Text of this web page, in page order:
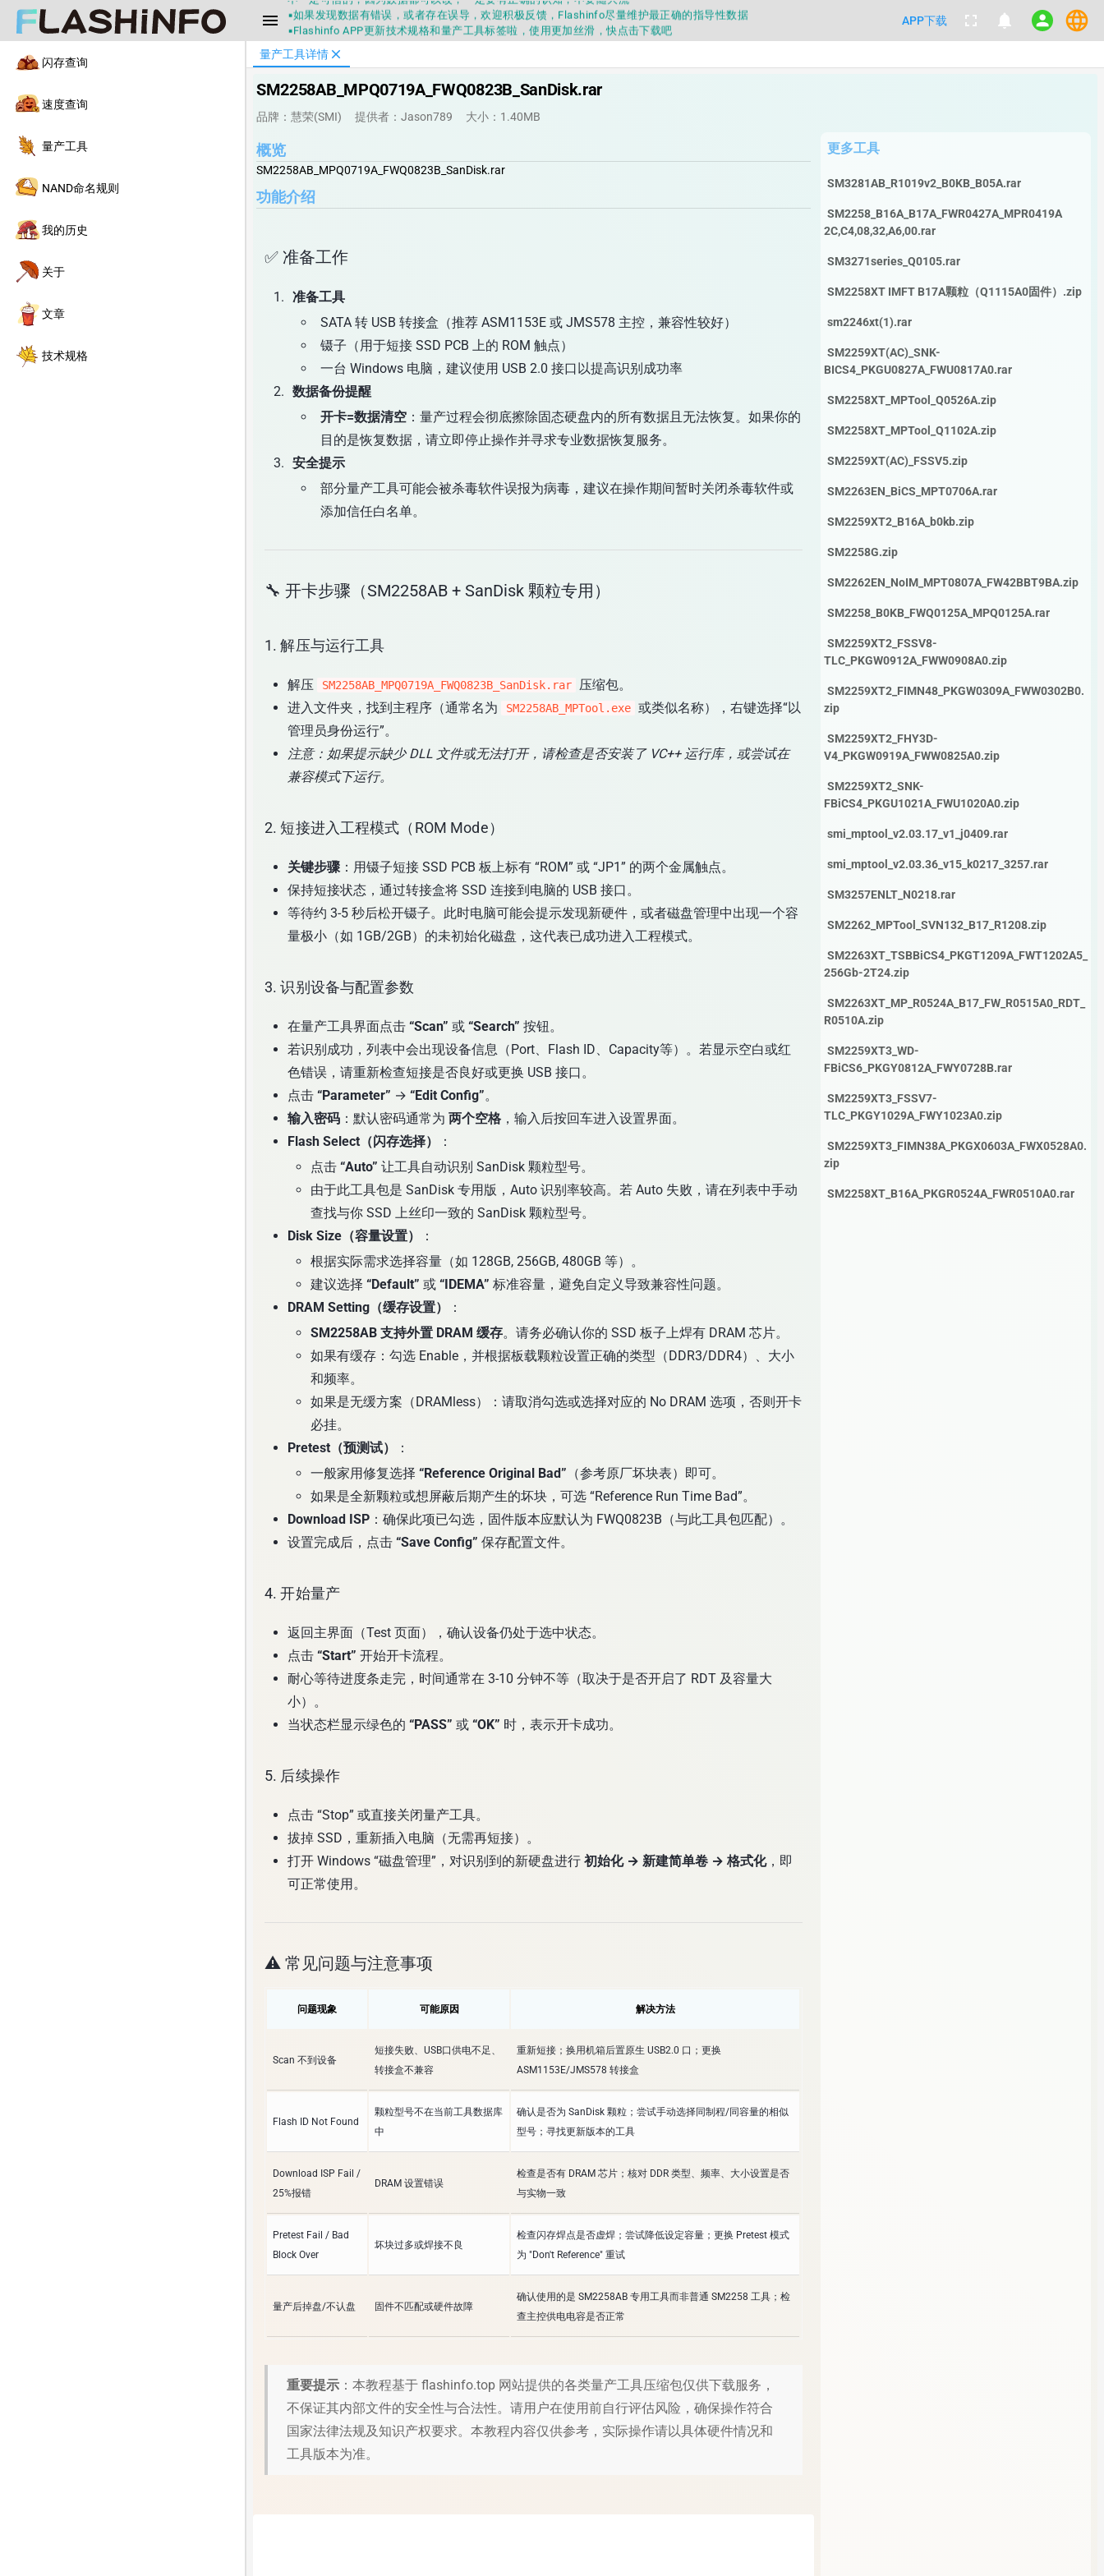
menu
▪如果发现数据有错误，或者存在误导，欢迎积极反馈，Flashinfo尽量维护最正确的指导性数据
▪Flashinfo APP更新技术规格和量产工具标签啦，使用更加丝滑，快点击下载吧
▪兄弟们没事不要乱下载量产工具，过分了下载服务会暂停一段时间才能恢复
▪Flashinfo提供的所有数据仅供参考，DIY本来就有不确定性，任何第三方工具提供的数据都不要100%相信，包括量产工具都
不一定可信的，因为数据都可以改，一定要有正确的认知，不要随大流
▪如果发现数据有错误，或者存在误导，欢迎积极反馈，Flashinfo尽量维护最正确的指导性数据
▪Flashinfo APP更新技术规格和量产工具标签啦，使用更加丝滑，快点击下载吧
APP下载 fullscreen notifications person language
闪存查询
速度查询
量产工具
NAND命名规则
我的历史
关于
文章
技术规格
SM2258AB_MPQ0719A_FWQ0823B_SanDisk.rar
品牌：慧荣(SMI) 提供者：Jason789 大小：1.40MB
概览
SM2258AB_MPQ0719A_FWQ0823B_SanDisk.rar
功能介绍
✅ 准备工作
准备工具
SATA 转 USB 转接盒（推荐 ASM1153E 或 JMS578 主控，兼容性较好）
镊子（用于短接 SSD PCB 上的 ROM 触点）
一台 Windows 电脑，建议使用 USB 2.0 接口以提高识别成功率
数据备份提醒
开卡=数据清空 ：量产过程会彻底擦除固态硬盘内的所有数据且无法恢复。如果你的
目的是恢复数据，请立即停止操作并寻求专业数据恢复服务。
安全提示
部分量产工具可能会被杀毒软件误报为病毒，建议在操作期间暂时关闭杀毒软件或
添加信任白名单。
🔧 开卡步骤（SM2258AB + SanDisk 颗粒专用）
1. 解压与运行工具
解压 SM2258AB_MPQ0719A_FWQ0823B_SanDisk.rar
压缩包。
进入文件夹，找到主程序（通常名为
SM2258AB_MPTool.exe 或类似名称），右键选择“以
管理员身份运行”。
注意：如果提示缺少 DLL 文件或无法打开，请检查是否安装了 VC++ 运行库，或尝试在
兼容模式下运行。
2. 短接进入工程模式（ROM Mode）
关键步骤：用镊子短接 SSD PCB 板上标有 “ROM” 或 “JP1” 的两个金属触点。
保持短接状态，通过转接盒将 SSD 连接到电脑的 USB 接口。
等待约 3-5 秒后松开镊子。此时电脑可能会提示发现新硬件，或者磁盘管理中出现一个容
量极小（如 1GB/2GB）的未初始化磁盘，这代表已成功进入工程模式。
3. 识别设备与配置参数
在量产工具界面点击 “Scan” 或 “Search” 按钮。
若识别成功，列表中会出现设备信息（Port、Flash ID、Capacity等）。若显示空白或红
色错误，请重新检查短接是否良好或更换 USB 接口。
点击 “Parameter” → “Edit Config”。
输入密码 ：默认密码通常为 两个空格 ，输入后按回车进入设置界面。
Flash Select（闪存选择）
：
点击 “Auto” 让工具自动识别 SanDisk 颗粒型号。
由于此工具包是 SanDisk 专用版，Auto 识别率较高。若 Auto 失败，请在列表中手动
查找与你 SSD 上丝印一致的 SanDisk 颗粒型号。
Disk Size（容量设置）
：
根据实际需求选择容量（如 128GB, 256GB, 480GB 等）。
建议选择 “Default” 或 “IDEMA” 标准容量，避免自定义导致兼容性问题。
DRAM Setting（缓存设置）
：
SM2258AB 支持外置 DRAM 缓存。请务必确认你的 SSD 板子上焊有 DRAM 芯片。
如果有缓存：勾选 Enable，并根据板载颗粒设置正确的类型（DDR3/DDR4）、大小
和频率。
如果是无缓方案（DRAMless）：请取消勾选或选择对应的 No DRAM 选项，否则开卡
必挂。
Pretest（预测试）
：
一般家用修复选择 “Reference Original Bad” （参考原厂坏块表）即可。
如果是全新颗粒或想屏蔽后期产生的坏块，可选 “Reference Run Time Bad”。
Download ISP ：确保此项已勾选，固件版本应默认为 FWQ0823B（与此工具包匹配）。
设置完成后，点击 “Save Config” 保存配置文件。
4. 开始量产
返回主界面（Test 页面），确认设备仍处于选中状态。
点击 “Start” 开始开卡流程。
耐心等待进度条走完，时间通常在 3-10 分钟不等（取决于是否开启了 RDT 及容量大
小）。
当状态栏显示绿色的 “PASS” 或 “OK” 时，表示开卡成功。
5. 后续操作
点击 “Stop” 或直接关闭量产工具。
拔掉 SSD，重新插入电脑（无需再短接）。
打开 Windows “磁盘管理”，对识别到的新硬盘进行 初始化 → 新建简单卷 → 格式化，即
可正常使用。
⚠️ 常见问题与注意事项
问题现象 可能原因 解决方法
Scan 不到设备
短接失败、USB口供电不足、
转接盒不兼容
重新短接；换用机箱后置原生 USB2.0 口；更换
ASM1153E/JMS578 转接盒
Flash ID Not Found
颗粒型号不在当前工具数据库
中
确认是否为 SanDisk 颗粒；尝试手动选择同制程/同容量的相似
型号；寻找更新版本的工具
Download ISP Fail /
25%报错
DRAM 设置错误
检查是否有 DRAM 芯片；核对 DDR 类型、频率、大小设置是否
与实物一致
Pretest Fail / Bad
Block Over
坏块过多或焊接不良
检查闪存焊点是否虚焊；尝试降低设定容量；更换 Pretest 模式
为 "Don't Reference" 重试
量产后掉盘/不认盘 固件不匹配或硬件故障
确认使用的是 SM2258AB 专用工具而非普通 SM2258 工具；检
查主控供电电容是否正常
重要提示 ：本教程基于 flashinfo.top 网站提供的各类量产工具压缩包仅供下载服务，
不保证其内部文件的安全性与合法性。请用户在使用前自行评估风险，确保操作符合
国家法律法规及知识产权要求。本教程内容仅供参考，实际操作请以具体硬件情况和
工具版本为准。
更多工具
SM3281AB_R1019v2_B0KB_B05A.rar
SM2258_B16A_B17A_FWR0427A_MPR0419A
2C,C4,08,32,A6,00.rar
SM3271series_Q0105.rar
SM2258XT IMFT B17A颗粒（Q1115A0固件）.zip
sm2246xt(1).rar
SM2259XT(AC)_SNK-
BICS4_PKGU0827A_FWU0817A0.rar
SM2258XT_MPTool_Q0526A.zip
SM2258XT_MPTool_Q1102A.zip
SM2259XT(AC)_FSSV5.zip
SM2263EN_BiCS_MPT0706A.rar
SM2259XT2_B16A_b0kb.zip
SM2258G.zip
SM2262EN_NoIM_MPT0807A_FW42BBT9BA.zip
SM2258_B0KB_FWQ0125A_MPQ0125A.rar
SM2259XT2_FSSV8-
TLC_PKGW0912A_FWW0908A0.zip
SM2259XT2_FIMN48_PKGW0309A_FWW0302B0.
zip
SM2259XT2_FHY3D-
V4_PKGW0919A_FWW0825A0.zip
SM2259XT2_SNK-
FBiCS4_PKGU1021A_FWU1020A0.zip
smi_mptool_v2.03.17_v1_j0409.rar
smi_mptool_v2.03.36_v15_k0217_3257.rar
SM3257ENLT_N0218.rar
SM2262_MPTool_SVN132_B17_R1208.zip
SM2263XT_TSBBiCS4_PKGT1209A_FWT1202A5_
256Gb-2T24.zip
SM2263XT_MP_R0524A_B17_FW_R0515A0_RDT_
R0510A.zip
SM2259XT3_WD-
FBiCS6_PKGY0812A_FWY0728B.rar
SM2259XT3_FSSV7-
TLC_PKGY1029A_FWY1023A0.zip
SM2259XT3_FIMN38A_PKGX0603A_FWX0528A0.
zip
SM2258XT_B16A_PKGR0524A_FWR0510A0.rar
量产工具详情 close